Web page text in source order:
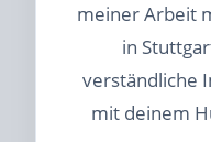
meiner Arbeit
in
verständliche
mit deinem